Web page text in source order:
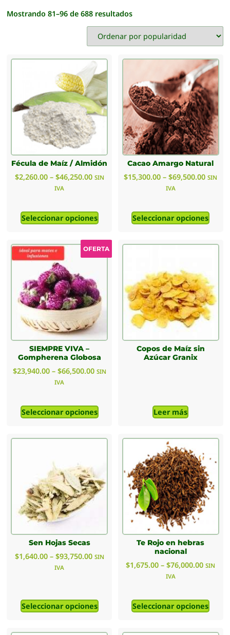
Sales naturales (3)
(28)
(2)
Yerba mate (8)
Yuyos materos (sierras cordobesas) (24)
Mostrando 81–96 de 688 resultados
Fécula de Maíz / Almidón
$2,260.00 – $46,250.00 SIN
IVA
Seleccionar opciones
Cacao Amargo Natural
$15,300.00 – $69,500.00 SIN
IVA
Seleccionar opciones
OFERTA
SIEMPRE VIVA –
Gompherena Globosa
$23,940.00 – $66,500.00 SIN
IVA
Seleccionar opciones
Copos de Maíz sin
Azúcar Granix
Leer más
Sen Hojas Secas
$1,640.00 – $93,750.00 SIN
IVA
Seleccionar opciones
Te Rojo en hebras
nacional
$1,675.00 – $76,000.00 SIN
IVA
Seleccionar opciones